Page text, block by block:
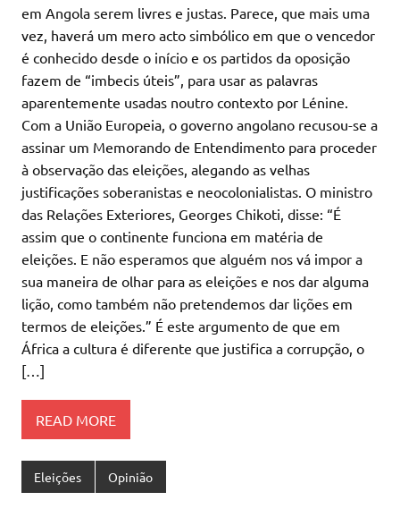
em Angola serem livres e justas. Parece, que mais uma
vez, haverá um mero acto simbólico em que o vencedor
é conhecido desde o início e os partidos da oposição
fazem de “imbecis úteis”, para usar as palavras
aparentemente usadas noutro contexto por Lénine.
Com a União Europeia, o governo angolano recusou-se a
assinar um Memorando de Entendimento para proceder
à observação das eleições, alegando as velhas
justificações soberanistas e neocolonialistas. O ministro
das Relações Exteriores, Georges Chikoti, disse: “É
assim que o continente funciona em matéria de
eleições. E não esperamos que alguém nos vá impor a
sua maneira de olhar para as eleições e nos dar alguma
lição, como também não pretendemos dar lições em
termos de eleições.” É este argumento de que em
África a cultura é diferente que justifica a corrupção, o
[…]
READ MORE
Eleições Opinião